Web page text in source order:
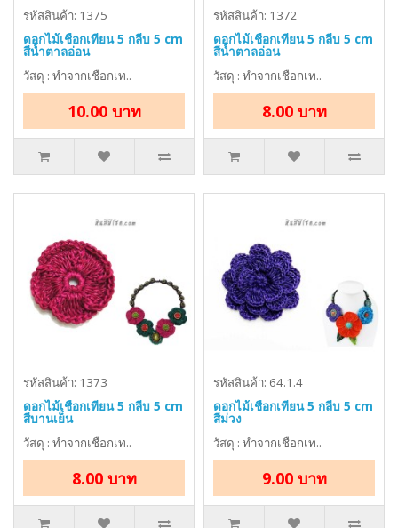
รหัสสินค้า: 1375
ดอกไม้เชือกเทียน 5 กลีบ 5 cm
สีน้ำตาลอ่อน
วัสดุ : ทำจากเชือกเท..
10.00 บาท
รหัสสินค้า: 1372
ดอกไม้เชือกเทียน 5 กลีบ 5 cm
สีน้ำตาลอ่อน
วัสดุ : ทำจากเชือกเท..
8.00 บาท
รหัสสินค้า: 1373
ดอกไม้เชือกเทียน 5 กลีบ 5 cm
สีบานเย็น
วัสดุ : ทำจากเชือกเท..
8.00 บาท
รหัสสินค้า: 64.1.4
ดอกไม้เชือกเทียน 5 กลีบ 5 cm
สีม่วง
วัสดุ : ทำจากเชือกเท..
9.00 บาท